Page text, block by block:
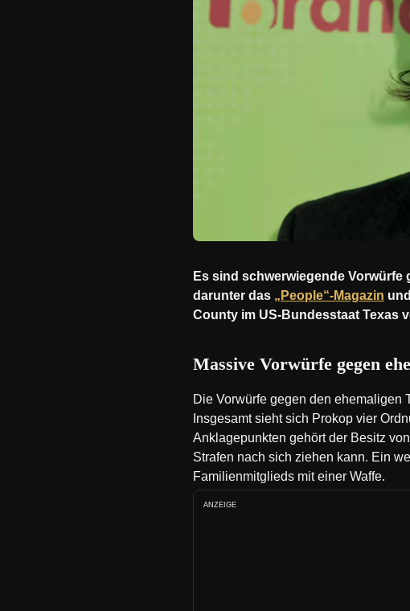
Es sind schwerwiegende Vorwürfe
darunter das „People“-Magazin und
County im US-Bundesstaat Texas
Massive Vorwürfe gegen
Die Vorwürfe gegen den ehemaligen
Insgesamt sieht sich Prokop vier
Anklagepunkten gehört der Besitz
Strafen nach sich ziehen kann. Ein
Familienmitglieds mit einer Waffe.
ANZEIGE